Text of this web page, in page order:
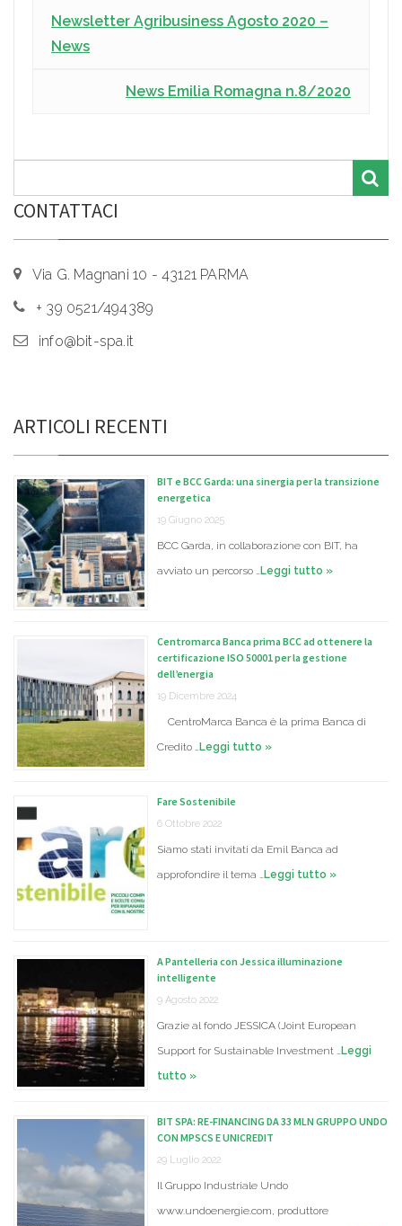
Newsletter Agribusiness Agosto 2020 –
News
News Emilia Romagna n.8/2020
CONTATTACI
Via G. Magnani 10 - 43121 PARMA
+ 39 0521/494389
info@bit-spa.it
ARTICOLI RECENTI
BIT e BCC Garda: una sinergia per la transizione
energetica
19 Giugno 2025
BCC Garda, in collaborazione con BIT, ha
avviato un percorso …Leggi tutto »
Centromarca Banca prima BCC ad ottenere la
certificazione ISO 50001 per la gestione
dell’energia
19 Dicembre 2024
CentroMarca Banca è la prima Banca di
Credito …Leggi tutto »
Fare Sostenibile
6 Ottobre 2022
Siamo stati invitati da Emil Banca ad
approfondire il tema …Leggi tutto »
A Pantelleria con Jessica illuminazione
intelligente
9 Agosto 2022
Grazie al fondo JESSICA (Joint European
Support for Sustainable Investment …Leggi
tutto »
BIT SPA: RE-FINANCING DA 33 MLN GRUPPO UNDO
CON MPSCS E UNICREDIT
29 Luglio 2022
Il Gruppo Industriale Undo
www.undoenergie.com, produttore